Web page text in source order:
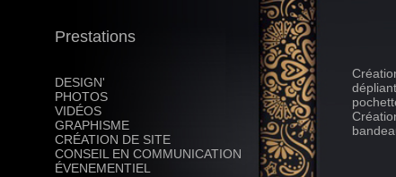
Prestations
DESIGN'
PHOTOS
VIDÉOS
GRAPHISME
CRÉATION DE SITE
CONSEIL EN COMMUNICATION
ÉVENEMENTIEL